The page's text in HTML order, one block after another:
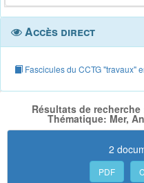
Accès direct
Fascicules du CCTG "travaux"
Résultats de
Thématique: Mer,
2
PDF